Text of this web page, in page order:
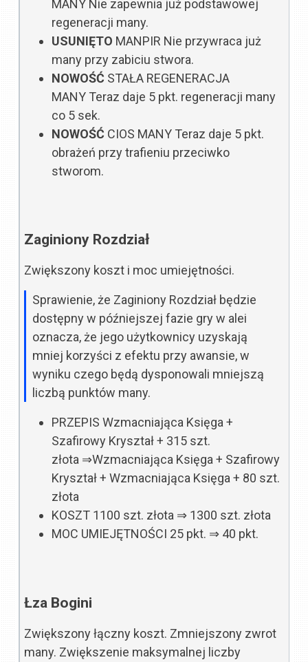
MANY Nie zapewnia już podstawowej
regeneracji many.
USUNIĘTO MANPIR Nie przywraca już
many przy zabiciu stwora.
NOWOŚĆ STAŁA REGENERACJA
MANY Teraz daje 5 pkt. regeneracji many
co 5 sek.
NOWOŚĆ CIOS MANY Teraz daje 5 pkt.
obrażeń przy trafieniu przeciwko
stworom.
Zaginiony Rozdział
Zwiększony koszt i moc umiejętności.
Sprawienie, że Zaginiony Rozdział będzie
dostępny w późniejszej fazie gry w alei
oznacza, że jego użytkownicy uzyskają
mniej korzyści z efektu przy awansie, w
wyniku czego będą dysponowali mniejszą
liczbą punktów many.
PRZEPISWzmacniająca Księga +
Szafirowy Kryształ + 315 szt.
złota ⇒Wzmacniająca Księga + Szafirowy
Kryształ + Wzmacniająca Księga + 80 szt.
złota
KOSZT 1100 szt. złota ⇒ 1300 szt. złota
MOC UMIEJĘTNOŚCI 25 pkt. ⇒ 40 pkt.
Łza Bogini
Zwiększony łączny koszt. Zmniejszony zwrot
many. Zwiększenie maksymalnej liczby